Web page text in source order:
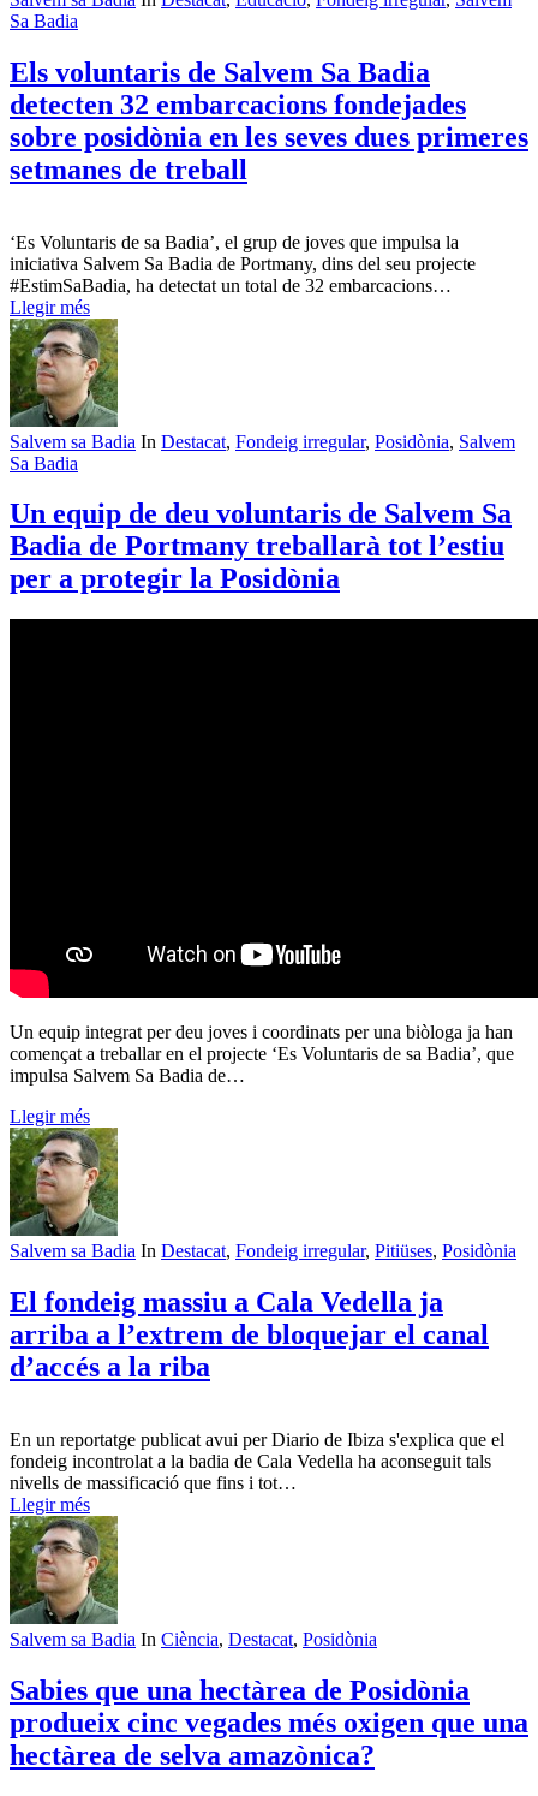
Sa Badia
Els voluntaris de Salvem Sa Badia
detecten 32 embarcacions fondejades
sobre posidònia en les seves dues primeres
setmanes de treball
‘Es Voluntaris de sa Badia’, el grup de joves que impulsa la
iniciativa Salvem Sa Badia de Portmany, dins del seu projecte
#EstimSaBadia, ha detectat un total de 32 embarcacions…
Llegir més
Salvem sa Badia In Destacat, Fondeig irregular, Posidònia, Salvem
Sa Badia
Un equip de deu voluntaris de Salvem Sa
Badia de Portmany treballarà tot l’estiu
per a protegir la Posidònia
Un equip integrat per deu joves i coordinats per una biòloga ja han
començat a treballar en el projecte ‘Es Voluntaris de sa Badia’, que
impulsa Salvem Sa Badia de…
Llegir més
Salvem sa Badia In Destacat, Fondeig irregular, Pitiüses, Posidònia
El fondeig massiu a Cala Vedella ja
arriba a l’extrem de bloquejar el canal
d’accés a la riba
En un reportatge publicat avui per Diario de Ibiza s'explica que el
fondeig incontrolat a la badia de Cala Vedella ha aconseguit tals
nivells de massificació que fins i tot…
Llegir més
Salvem sa Badia In Ciència, Destacat, Posidònia
Sabies que una hectàrea de Posidònia
produeix cinc vegades més oxigen que una
hectàrea de selva amazònica?